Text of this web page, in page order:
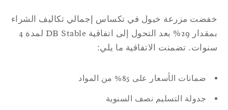
مزرعة خيول في تكساس إجمالي تكاليف الشراء
بمقدار 29% بعد التحول إلى اتفاقية DB Stable لمدة 4
تضمنت الاتفاقية ما يلي:
ضمانات الأسعار على 85% من المواد
جدولة التسليم نصف السنوية